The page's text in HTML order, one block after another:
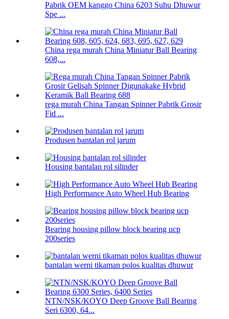
Pabrik OEM kanggo China 6203 Suhu Dhuwur
Spe ...
China rega murah China Miniatur Ball Bearing
608,...
rega murah China Tangan Spinner Pabrik Grosir
Fid ...
Produsen bantalan rol jarum
Housing bantalan rol silinder
High Performance Auto Wheel Hub Bearing
Bearing housing pillow block bearing ucp
200series
bantalan werni tikaman polos kualitas dhuwur
NTN/NSK/KOYO Deep Groove Ball Bearing
Seri 6300, 64...